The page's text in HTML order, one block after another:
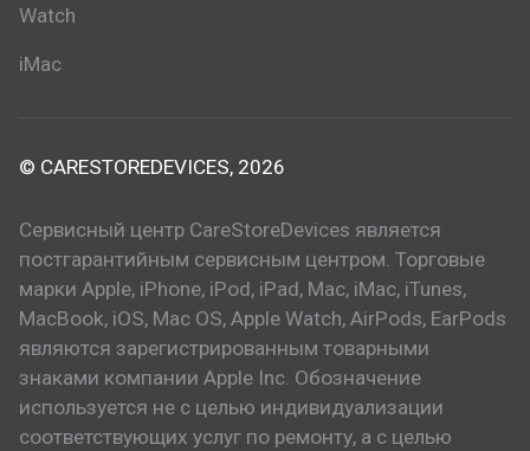
Watch
iMac
© CARESTOREDEVICES, 2026
Сервисный центр CareStoreDevices является
постгарантийным сервисным центром. Торговые
марки Apple, iPhone, iPod, iPad, Mac, iMac, iTunes,
MacBook, iOS, Mac OS, Apple Watch, AirPods, EarPods
являются зарегистрированным товарными
знаками компании Apple Inc. Обозначение
используется не с целью индивидуализации
соответствующих услуг по ремонту, а с целью